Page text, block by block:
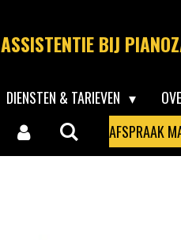
ASSISTENTIE BIJ
DIENSTEN & TARIEVEN
AFSPRAAK